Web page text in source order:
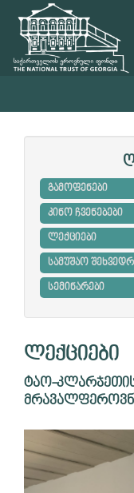
გამოფენები
კინო ჩვენებები
ლექციები
სამუშაო
სემინარები
ლექციები
ტაო-